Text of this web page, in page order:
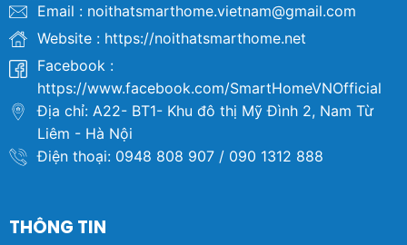
Email : noithatsmarthome.vietnam@gmail.com
Website : https://noithatsmarthome.net
Facebook :
https://www.facebook.com/SmartHomeVNOfficial
Địa chỉ: A22- BT1- Khu đô thị Mỹ Đình 2, Nam Từ
Liêm - Hà Nội
Điện thoại: 0948 808 907 / 090 1312 888
THÔNG TIN